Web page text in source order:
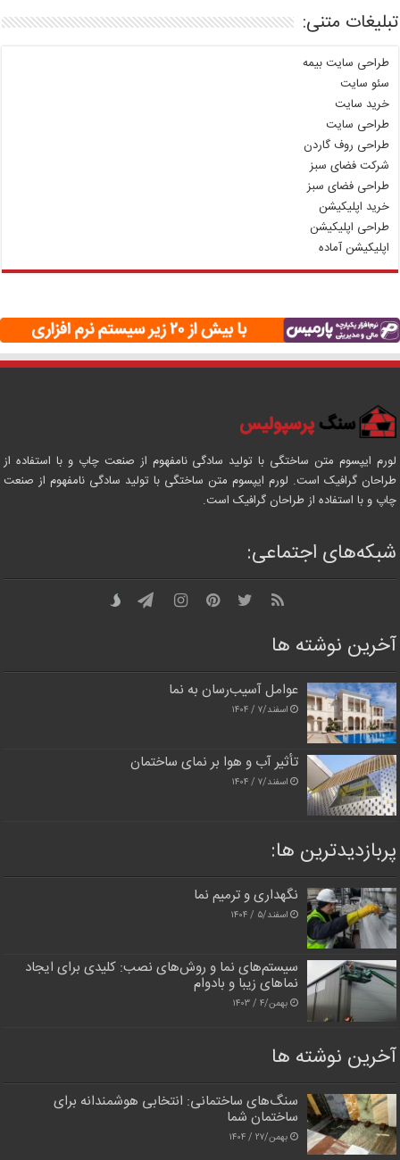
تبلیغات متنی:
طراحی سایت بیمه
سئو سایت
خرید سایت
طراحی سایت
طراحی روف گاردن
شرکت فضای سبز
طراحی فضای سبز
خرید اپلیکیشن
طراحی اپلیکیشن
اپلیکیشن آماده
لورم ایپسوم متن ساختگی با تولید سادگی نامفهوم از صنعت چاپ و با استفاده از
طراحان گرافیک است. لورم ایپسوم متن ساختگی با تولید سادگی نامفهوم از صنعت
چاپ و با استفاده از طراحان گرافیک است.
شبکه‌های اجتماعی:
آخرین نوشته ها
عوامل آسیب‌رسان به نما
اسفند/۷ / ۱۴۰۴
تأثیر آب و هوا بر نمای ساختمان
اسفند/۷ / ۱۴۰۴
پربازدیدترین‌ ها:
نگهداری و ترمیم نما
اسفند/۵ / ۱۴۰۴
سیستم‌های نما و روش‌های نصب: کلیدی برای ایجاد
نماهای زیبا و بادوام
بهمن/۴ / ۱۴۰۳
آخرین نوشته ها
سنگ‌های ساختمانی: انتخابی هوشمندانه برای
ساختمان شما
بهمن/۲۷ / ۱۴۰۴